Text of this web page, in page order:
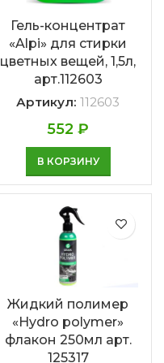
Гель-концентрат
«Alpi» для стирки
цветных вещей, 1,5л,
арт.112603
Артикул: 112603
552 ₽
В КОРЗИНУ
Жидкий полимер
«Hydro polymer»
флакон 250мл арт.
125317